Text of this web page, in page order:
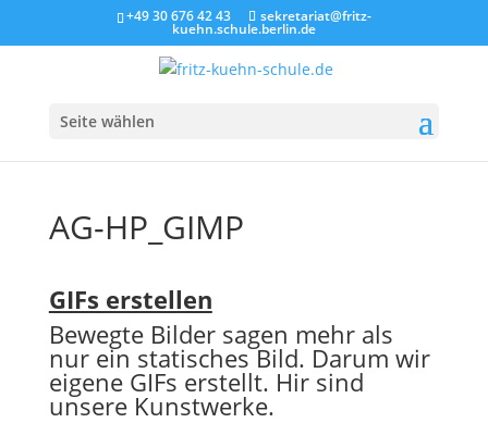
+49 30 676 42 43 sekretariat@fritz-
kuehn.schule.berlin.de
Seite wählen
AG-HP_GIMP
GIFs erstellen
Bewegte Bilder sagen mehr als
nur ein statisches Bild. Darum wir
eigene GIFs erstellt. Hir sind
unsere Kunstwerke.